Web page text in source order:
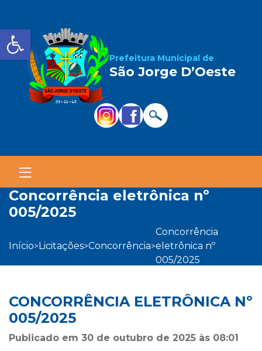
Barra de Ferramentas
Prefeitura Municipal de
São Jorge D’Oeste
concorrência eletrônica nº
005/2025
início> licitações> concorrência>
concorrência
eletrônica nº
005/2025
CONCORRÊNCIA ELETRÔNICA Nº
005/2025
Publicado em 30 de outubro de 2025 às 08:01